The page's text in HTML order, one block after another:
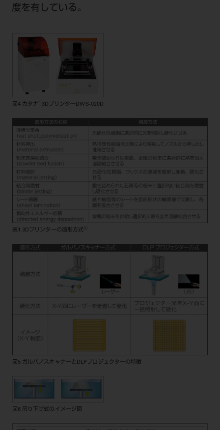
度を有している。
図4 カタナ 3DプリンターDWS-020D
表1 3Dプリンターの造形方式 3）
図5 ガルバノスキャナーとDLPプロジェクターの特徴
図6 吊り下げ式のイメージ図